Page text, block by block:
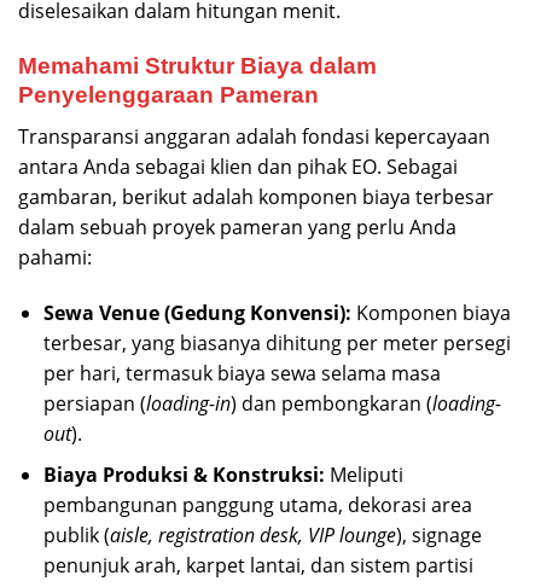
diselesaikan dalam hitungan menit.
Memahami Struktur Biaya dalam
Penyelenggaraan Pameran
Transparansi anggaran adalah fondasi kepercayaan
antara Anda sebagai klien dan pihak EO. Sebagai
gambaran, berikut adalah komponen biaya terbesar
dalam sebuah proyek pameran yang perlu Anda
pahami:
Sewa Venue (Gedung Konvensi): Komponen biaya
terbesar, yang biasanya dihitung per meter persegi
per hari, termasuk biaya sewa selama masa
persiapan (loading-in) dan pembongkaran (loading-
out).
Biaya Produksi & Konstruksi: Meliputi
pembangunan panggung utama, dekorasi area
publik (aisle, registration desk, VIP lounge), signage
penunjuk arah, karpet lantai, dan sistem partisi